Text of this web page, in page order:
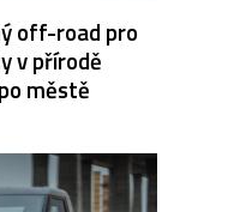
off-road pro
v přírodě
městě